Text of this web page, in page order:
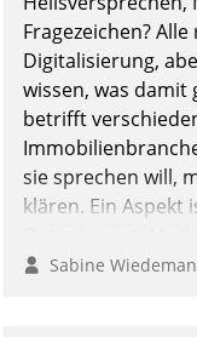
Andreas Lerchner
Fragezeichen?
Digitalisierung,
wissen, was damit
betrifft
sie sprechen will,
klären. Ein Aspekt
ermöglichen
Sabine